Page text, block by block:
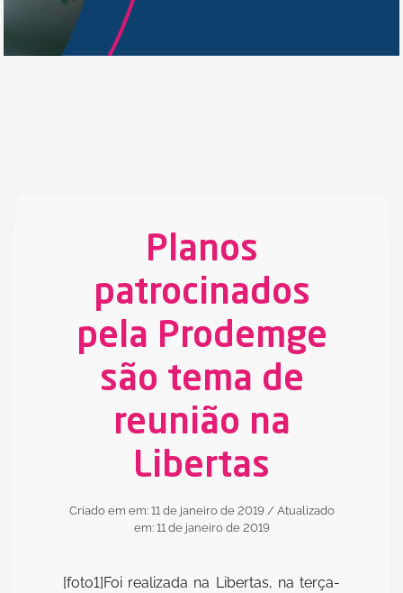
Planos
patrocinados
pela Prodemge
são tema de
reunião na
Libertas
Criado em em: 11 de janeiro de 2019 / Atualizado
em: 11 de janeiro de 2019
[foto1]Foi realizada na Libertas, na terça-